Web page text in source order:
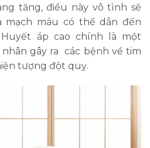
tăng, điều này vô tình sẽ
mạch máu có thể dẫn đến
áp cao chính là một
gây ra các bệnh về tim
tượng đột quỵ.